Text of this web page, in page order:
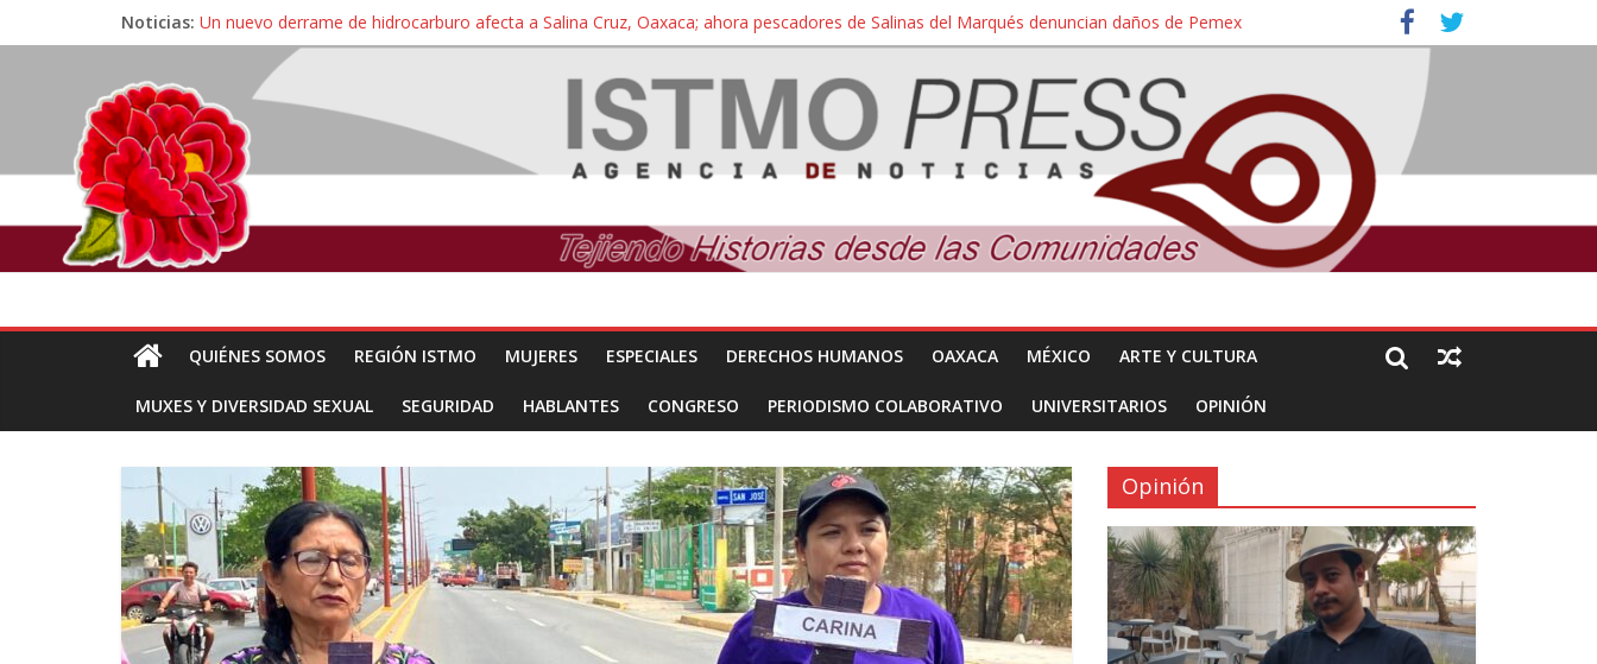
Noticias: Un nuevo derrame de hidrocarburo afecta a Salina Cruz, Oaxaca; ahora pescadores de Salinas del Marqués denuncian daños de Pemex
Ángel, el joven autista expulsado por la Universidad Bienestar de Ixtepec, Oaxaca vuelve a las aulas tras amparo
Familiares de periodista Alejandro Leyva se reúnen con titular de la SEGOB y exigen detener a los autores materiales e intelectuales de su asesinato
Alertan pescadores de Juchitán, Oaxaca de nuevo despojo de su territorio para construir un parque eólico
Pescadores y comuneros ikoots detienen la extracción ilegal de material pétreo de gravera Oyamel
QUIÉNES SOMOS REGIÓN ISTMO MUJERES ESPECIALES DERECHOS HUMANOS OAXACA MÉXICO ARTE Y CULTURA
MUXES Y DIVERSIDAD SEXUAL SEGURIDAD HABLANTES CONGRESO PERIODISMO COLABORATIVO UNIVERSITARIOS OPINIÓN
Opinión